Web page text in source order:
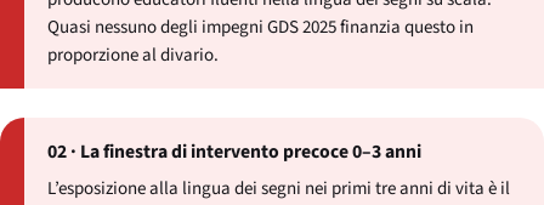
Quasi nessuno degli impegni GDS 2025 finanzia questo in
proporzione al divario.
02 · La finestra di intervento precoce 0–3 anni
L’esposizione alla lingua dei segni nei primi tre anni di vita è il